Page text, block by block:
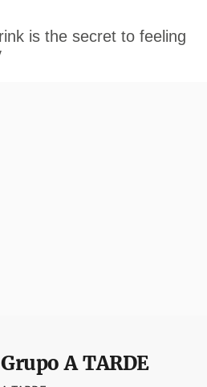
GrupoA TARDE